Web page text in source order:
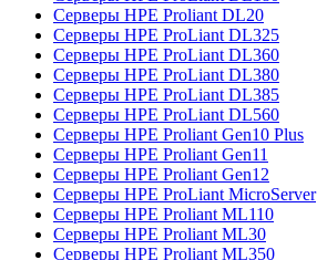
Серверы HPE Proliant DL20
Серверы HPE ProLiant DL325
Серверы HPE ProLiant DL360
Серверы HPE ProLiant DL380
Серверы HPE ProLiant DL385
Серверы HPE ProLiant DL560
Серверы HPE Proliant Gen10 Plus
Серверы HPE Proliant Gen11
Серверы HPE Proliant Gen12
Серверы HPE ProLiant MicroServer
Серверы HPE Proliant ML110
Серверы HPE Proliant ML30
Серверы HPE Proliant ML350